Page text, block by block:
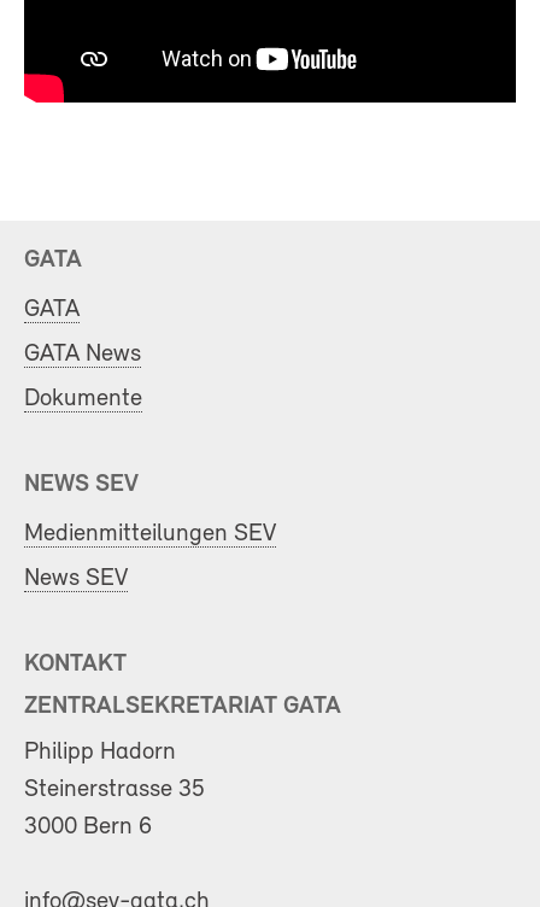
GATA
GATA
GATA News
Dokumente
NEWS SEV
Medienmitteilungen SEV
News SEV
KONTAKT
ZENTRALSEKRETARIAT GATA
Philipp Hadorn
Steinerstrasse 35
3000 Bern 6
info@sev-gata.ch